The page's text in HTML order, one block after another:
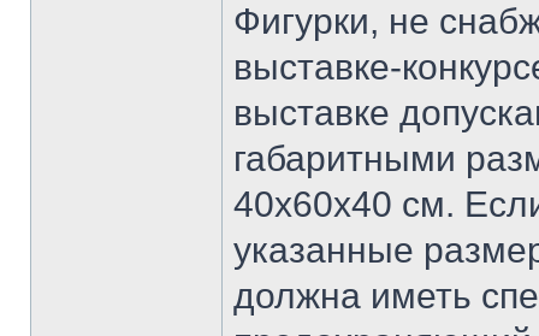
Фигурки, не
выставке-
выставке
габаритными
40х60х40 см.
указанные
должна иметь